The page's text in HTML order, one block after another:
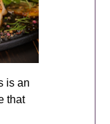
is an
that